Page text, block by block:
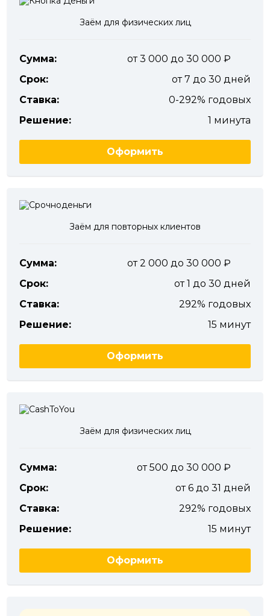
Заём для физических лиц
Сумма:
от 3 000 до 30 000
Срок:
от 7 до 30 дней
Ставка:
0-292% годовых
Решение:
1 минута
Оформить
Заём для повторных клиентов
Сумма:
от 2 000 до 30 000
Срок:
от 1 до 30 дней
Ставка:
292% годовых
Решение:
15 минут
Оформить
Заём для физических лиц
Сумма:
от 500 до 30 000
Срок:
от 6 до 31 дней
Ставка:
292% годовых
Решение:
15 минут
Оформить